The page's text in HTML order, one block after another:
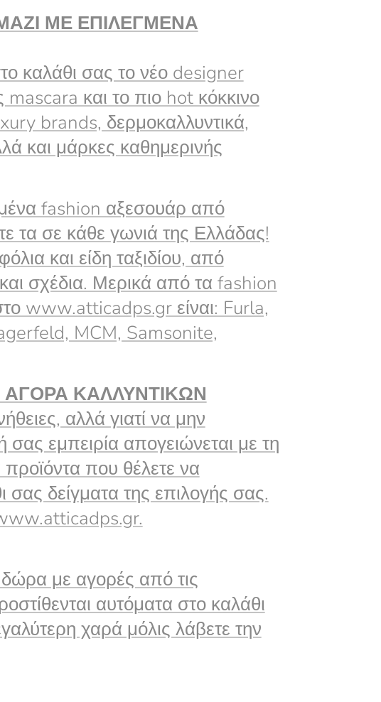
ΜΕ ΕΠΙΛΕΓΜΕΝΑ
καλάθι σας το νέο designer
mascara και το πιο hot κόκκινο
brands, δερμοκαλλυντικά,
και μάρκες καθημερινής
fashion αξεσουάρ από
τα σε κάθε γωνιά της Ελλάδας!
και είδη ταξιδίου, από
σχέδια. Μερικά από τα fashion
www.atticadps.gr είναι: Furla,
MCM, Samsonite,
ΚΑΛΛΥΝΤΙΚΩΝ
αλλά γιατί να μην
σας εμπειρία απογειώνεται με τη
προϊόντα που θέλετε να
σας δείγματα της επιλογής σας.
με αγορές από τις
αυτόματα στο καλάθι
χαρά μόλις λάβετε την